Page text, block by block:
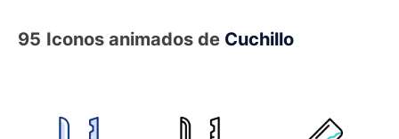
95 Iconos animados de Cuchillo